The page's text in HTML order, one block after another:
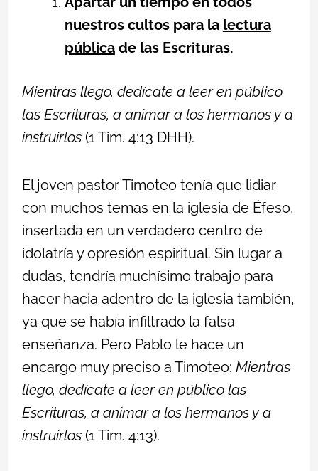
nuestros cultos para la lectura
públicade las Escrituras.
Mientras llego, dedícate a leer en público
las Escrituras, a animar a los hermanos y a
instruirlos(1 Tim. 4:13 DHH).
El joven pastor Timoteo tenía que lidiar
con muchos temas en la iglesia de Éfeso,
insertada en un verdadero centro de
idolatría y opresión espiritual. Sin lugar a
dudas, tendría muchísimo trabajo para
hacer hacia adentro de la iglesia también,
ya que se había infiltrado la falsa
enseñanza. Pero Pablo le hace un
encargo muy preciso a Timoteo: Mientras
llego, dedícate a leer en público las
Escrituras, a animar a los hermanos y a
instruirlos(1 Tim. 4:13).